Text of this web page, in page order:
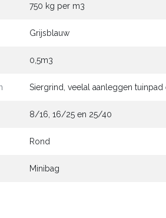
750 kg per m3
Grijsblauw
0,5m3
Siergrind, veelal aanleggen
8/16, 16/25 en 25/40
Rond
Minibag